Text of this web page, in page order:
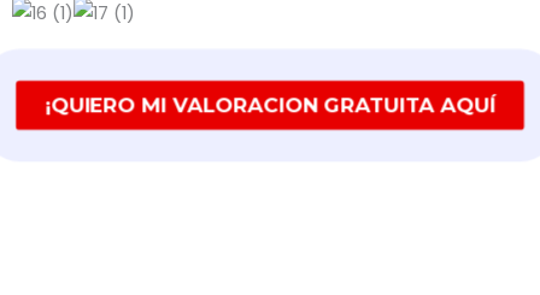
¡QUIERO MI VALORACION GRATUITA AQUÍ